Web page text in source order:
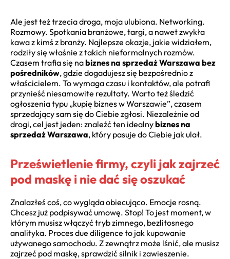
Ale jest też trzecia droga, moja ulubiona. Networking.
Rozmowy. Spotkania branżowe, targi, a nawet zwykła
kawa z kimś z branży. Najlepsze okazje, jakie widziałem,
rodziły się właśnie z takich nieformalnych rozmów.
Czasem trafia się nabiznes na sprzedaż Warszawa bez
pośredników, gdzie dogadujesz się bezpośrednio z
właścicielem. To wymaga czasu i kontaktów, ale potrafi
przynieść niesamowite rezultaty. Warto też śledzić
ogłoszenia typu „kupię biznes w Warszawie”, czasem
sprzedający sam się do Ciebie zgłosi. Niezależnie od
drogi, cel jest jeden: znaleźć ten idealnybiznes na
sprzedaż Warszawa, który pasuje do Ciebie jak ulał.
Prześwietlenie firmy, czyli jak zajrzeć
pod maskę i nie dać się oszukać
Znalazłeś coś, co wygląda obiecująco. Emocje rosną.
Chcesz już podpisywać umowę. Stop! To jest moment, w
którym musisz włączyć tryb zimnego, bezlitosnego
analityka. Proces due diligence to jak kupowanie
używanego samochodu. Z zewnątrz może lśnić, ale musisz
zajrzeć pod maskę, sprawdzić silnik i zawieszenie.